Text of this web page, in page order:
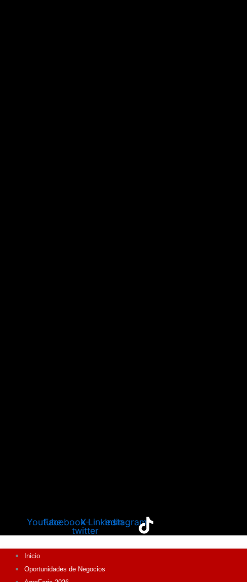
YoutubeFacebookX-
twitter
LinkedinInstagram
Inicio
Oportunidades de Negocios